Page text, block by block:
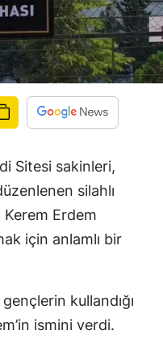
Sitesi sakinleri,
silahlı
Kerem Erdem
için anlamlı bir
kullandığı
ismini verdi.